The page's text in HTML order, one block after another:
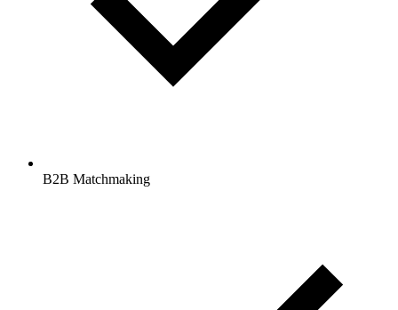
B2B Matchmaking